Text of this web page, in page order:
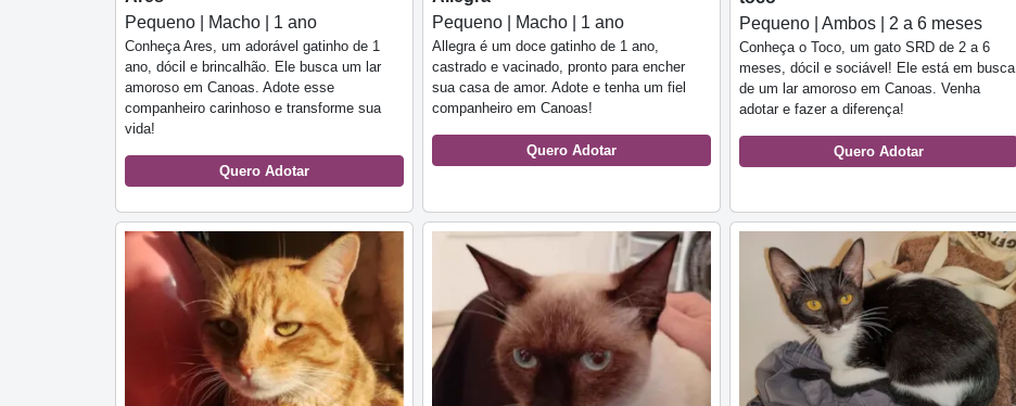
Pequeno | Macho | 1 ano
Conheça Ares, um adorável gatinho de 1
ano, dócil e brincalhão. Ele busca um lar
amoroso em Canoas. Adote esse
companheiro carinhoso e transforme sua
vida!
Quero Adotar
Pequeno | Macho | 1 ano
Allegra é um doce gatinho de 1 ano,
castrado e vacinado, pronto para encher
sua casa de amor. Adote e tenha um fiel
companheiro em Canoas!
Quero Adotar
Pequeno | Ambos | 2 a 6 meses
Conheça o Toco, um gato SRD de 2 a 6
meses, dócil e sociável! Ele está em busca
de um lar amoroso em Canoas. Venha
adotar e fazer a diferença!
Quero Adotar